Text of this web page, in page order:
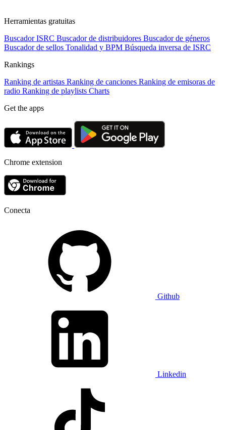
Herramientas gratuitas
Buscador ISRC Buscador de distribuidores Buscador de géneros
Buscador de sellos Tonalidad y BPM Búsqueda inversa de ISRC
Rankings
Ranking de artistas Ranking de canciones Ranking de emisoras de
radio Ranking de playlists Charts
Get the apps
Chrome extension
Conecta
Github
Linkedin